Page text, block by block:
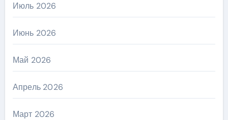
Июль 2026
Июнь 2026
Май 2026
Апрель 2026
Март 2026